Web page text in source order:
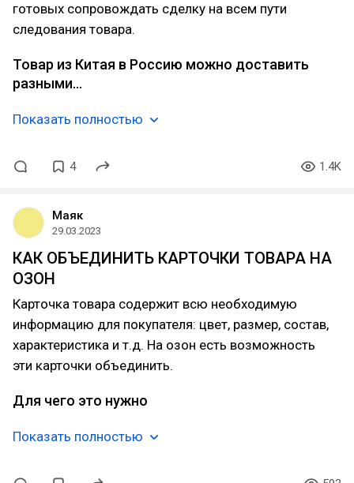
готовых сопровождать сделку на всем пути
следования товара.
Товар из Китая в Россию можно доставить
разными…
Показать полностью
4 1.4K
Маяк
29.03.2023
КАК ОБЪЕДИНИТЬ КАРТОЧКИ ТОВАРА НА
ОЗОН
Карточка товара содержит всю необходимую
информацию для покупателя: цвет, размер, состав,
характеристика и т.д. На озон есть возможность
эти карточки объединить.
Для чего это нужно
Показать полностью